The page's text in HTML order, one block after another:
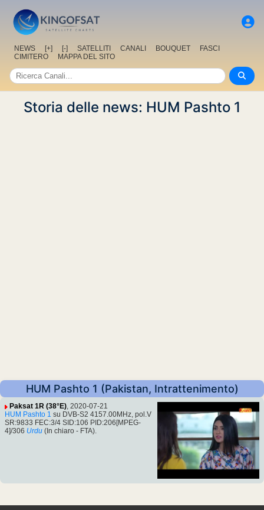
NEWS [+] [-] SATELLITI CANALI BOUQUET
FASCI
CIMITERO
MAPPA DEL SITO
Storia delle news: HUM Pashto 1
HUM Pashto 1 (Pakistan, Intrattenimento)
Paksat 1R (38°E), 2020-07-21
HUM Pashto 1 su DVB-S2 4157.00MHz, pol.V
SR:9833 FEC:3/4 SID:106 PID:206[MPEG-
4]/306 Urdu (In chiaro - FTA).